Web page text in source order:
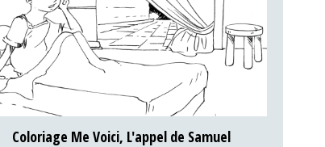
Coloriage Me Voici, L'appel de Samuel